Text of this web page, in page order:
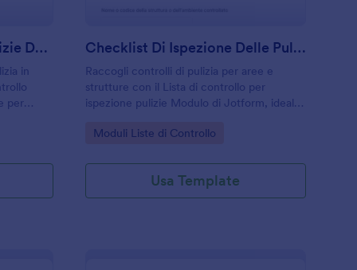
Lista Di Controllo Per Pulizie Delle Scuole Superiori Form
in
per
Checklist Di Ispezione Delle Pulizie Modulo
Raccogli controlli di pulizia per aree e
strutture con il Lista di controllo per
ispezione pulizie Modulo di Jotform, ideale
management che vogliono monitorare
Go to Category:
Moduli Liste di Controllo
Usa Template